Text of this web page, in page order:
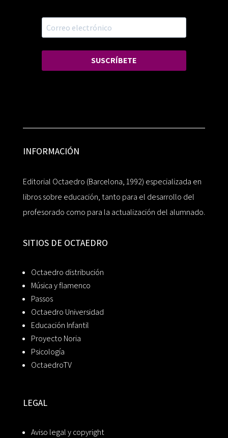
SUSCRÍBETE
INFORMACIÓN
Editorial Octaedro (Barcelona, 1992) especializada en
libros sobre educación, tanto para el desarrollo del
profesorado como para la actualización del alumnado.
SITIOS DE OCTAEDRO
Octaedro distribución
Música y flamenco
Passos
Octaedro Universidad
Educación Infantil
Proyecto Noria
Psicología
OctaedroTV
LEGAL
Aviso legal y copyright